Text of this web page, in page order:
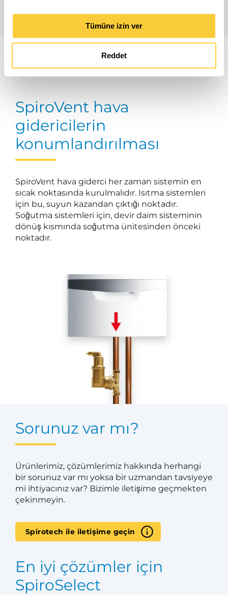
Tümüne izin ver
Reddet
SpiroVent hava
gidericilerin
konumlandırılması
SpiroVent hava giderci her zaman sistemin en
sıcak noktasında kurulmalıdır. Isıtma sistemleri
için bu, suyun kazandan çıktığı noktadır.
Soğutma sistemleri için, devir daim sisteminin
dönüş kısmında soğutma ünitesinden önceki
noktadır.
Sorunuz var mı?
Ürünlerimiz, çözümlerimiz hakkında herhangi
bir sorunuz var mı yoksa bir uzmandan tavsiyeye
mi ihtiyacınız var? Bizimle iletişime geçmekten
çekinmeyin.
Spirotech ile iletişime geçin
En iyi çözümler için
SpiroSelect